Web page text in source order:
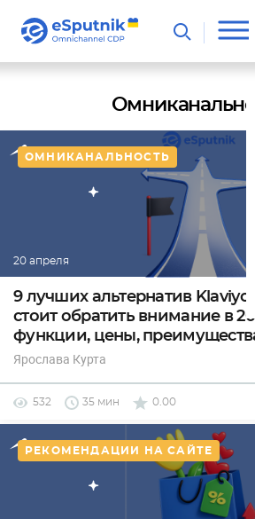
ОМНИКАНАЛЬНОСТЬ
20 апреля
9 лучших альтернатив
стоит обратить внимание в
функции, цены,
Ярослава Курта
532 35 мин 0.00
РЕКОМЕНДАЦИИ НА САЙТЕ